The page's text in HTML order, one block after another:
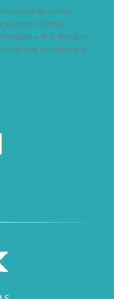
de correo
nuestro boletín
de la Vorágine.
incluido en el